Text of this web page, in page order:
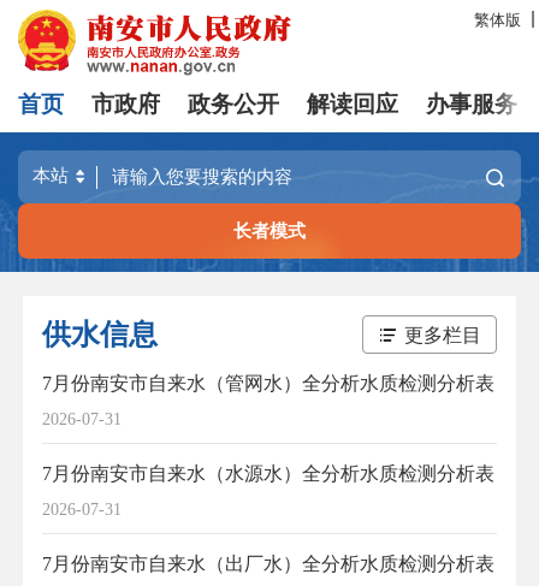
繁体版
首页 市政府 政务公开 解读回应 办事服务
长者模式
供水信息 更多栏目
2026-07-31
7月份南安市自来水（管网水）全分析水质检测分析表
2026-07-31
7月份南安市自来水（水源水）全分析水质检测分析表
7月份南安市自来水（出厂水）全分析水质检测分析表